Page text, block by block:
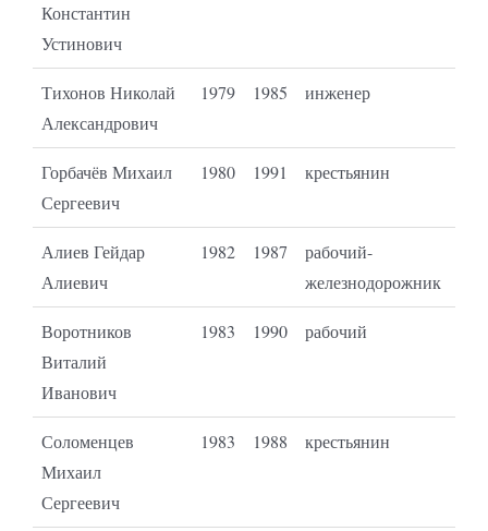
Константин
Устинович
Тихонов Николай
Александрович
1979 1985 инженер
Горбачёв Михаил
Сергеевич
1980 1991 крестьянин
Алиев Гейдар
Алиевич
1982 1987
рабочий-
железнодорожник
Воротников
Виталий
Иванович
1983 1990 рабочий
Соломенцев
Михаил
Сергеевич
1983 1988 крестьянин